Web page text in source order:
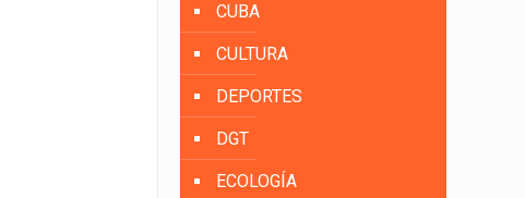
CUBA
CULTURA
DEPORTES
DGT
ECOLOGÍA